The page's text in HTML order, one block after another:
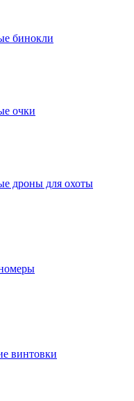
бинокли
очки
дроны для охоты
винтовки